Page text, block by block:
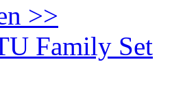
>>
Family Set